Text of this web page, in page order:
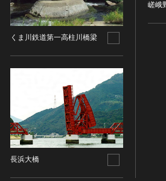
くま川鉄道第一高柱川橋梁
長浜大橋
嵯峨
その他
民俗
有形民俗文化財
無形民俗文化財
社寺跡又は旧境内
城跡
集落跡